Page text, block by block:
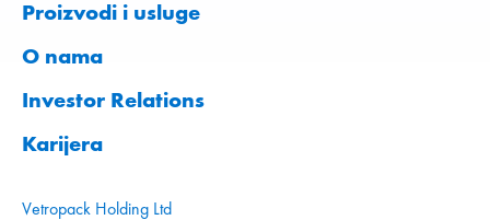
Proizvodi i usluge
O nama
Investor Relations
Karijera
Vetropack Holding Ltd